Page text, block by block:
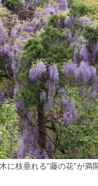
に枝垂れる”藤の花”が満